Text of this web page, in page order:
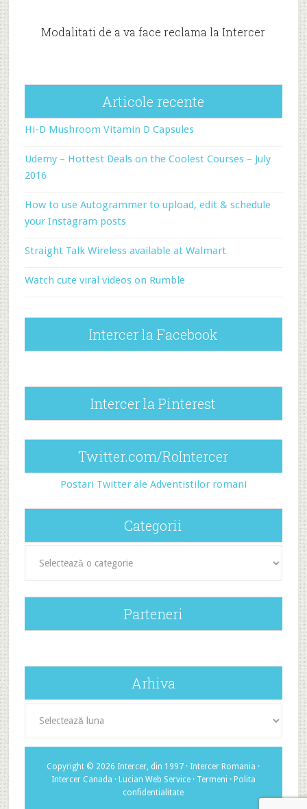
Modalitati de a va face reclama la Intercer
Articole recente
Hi-D Mushroom Vitamin D Capsules
Udemy – Hottest Deals on the Coolest Courses – July
2016
How to use Autogrammer to upload, edit & schedule
your Instagram posts
Straight Talk Wireless available at Walmart
Watch cute viral videos on Rumble
Intercer la Facebook
Intercer la Pinterest
Twitter.com/RoIntercer
Postari Twitter ale Adventistilor romani
Categorii
Parteneri
Arhiva
Copyright © 2026 Intercer, din 1997 · Intercer Romania ·
Intercer Canada · Lucian Web Service· Termeni · Polita
confidentialitate